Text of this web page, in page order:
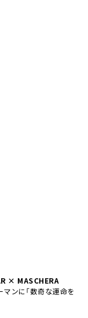
× MASCHERA
マンに「数奇な運命を